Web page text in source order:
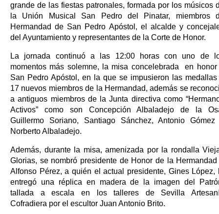
grande de las fiestas patronales, formada por los músicos
la Unión Musical San Pedro del Pinatar, miembros
Hermandad de San Pedro Apóstol, el alcalde y
del Ayuntamiento y representantes de la Corte de Honor.
La jornada continuó a las 12:00 horas con uno de
momentos más solemne, la misa concelebrada en honor
San Pedro Apóstol, en la que se impusieron las medallas
17 nuevos miembros de la Hermandad, además se
a antiguos miembros de la Junta directiva como
Activos” como son Concepción Albaladejo de la
Guillermo Soriano, Santiago Sánchez, Antonio
Norberto Albaladejo.
Además, durante la misa, amenizada por la rondalla
Glorias, se nombró presidente de Honor de la Hermandad
Alfonso Pérez, a quién el actual presidente, Gines López,
entregó una réplica en madera de la imagen del
tallada a escala en los talleres de Sevilla
Cofradiera por el escultor Juan Antonio Brito.